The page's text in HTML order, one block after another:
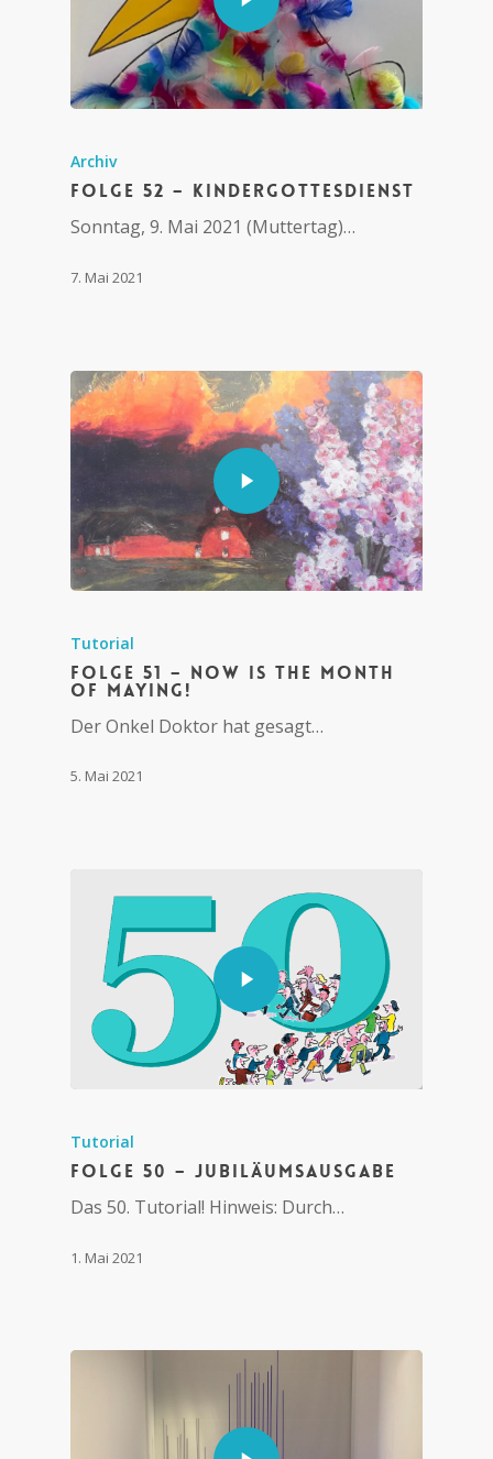
Archiv
Folge 52 – Kindergottesdienst
Sonntag, 9. Mai 2021 (Muttertag)…
7. Mai 2021
Tutorial
Folge 51 – Now is the month
of maying!
Der Onkel Doktor hat gesagt…
5. Mai 2021
Tutorial
Folge 50 – Jubiläumsausgabe
Das 50. Tutorial! Hinweis: Durch…
1. Mai 2021